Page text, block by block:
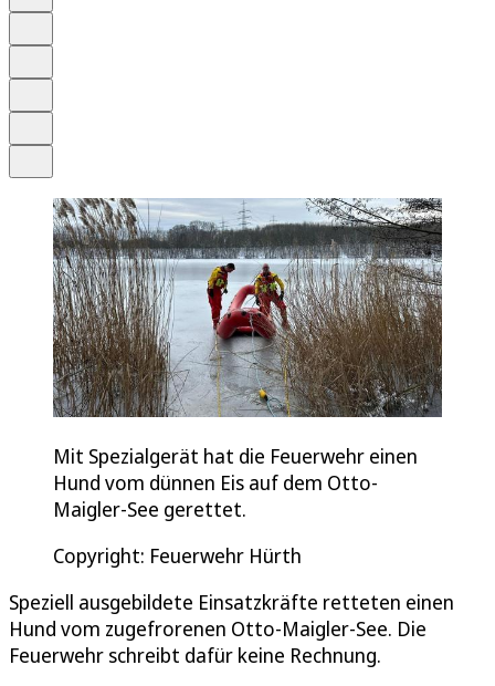
Mit Spezialgerät hat die Feuerwehr einen
Hund vom dünnen Eis auf dem Otto-
Maigler-See gerettet.
Copyright: Feuerwehr Hürth
Speziell ausgebildete Einsatzkräfte retteten einen
Hund vom zugefrorenen Otto-Maigler-See. Die
Feuerwehr schreibt dafür keine Rechnung.